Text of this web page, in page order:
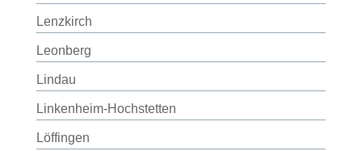
Lenzkirch
Leonberg
Lindau
Linkenheim-Hochstetten
Löffingen